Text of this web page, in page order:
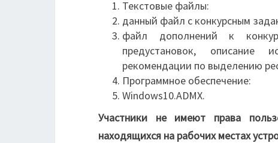
Текстовые файлы:
данный файл с конкурсным
файл дополнений к
предустановок, описание
рекомендации по выделению
Программное обеспечение:
Windows10.ADMX.
Участники не имеют права
находящихся на рабочих местах